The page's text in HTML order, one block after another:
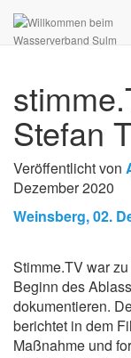
Stefan
Veröffentlicht von
Dezember 2020
Weinsberg, 02.
Stimme.TV war
Beginn des
dokumentieren.
berichtet in dem
Maßnahme und